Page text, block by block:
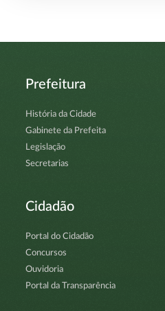
Prefeitura
História da Cidade
Gabinete da Prefeita
Legislação
Secretarias
Cidadão
Portal do Cidadão
Concursos
Ouvidoria
Portal da Transparência